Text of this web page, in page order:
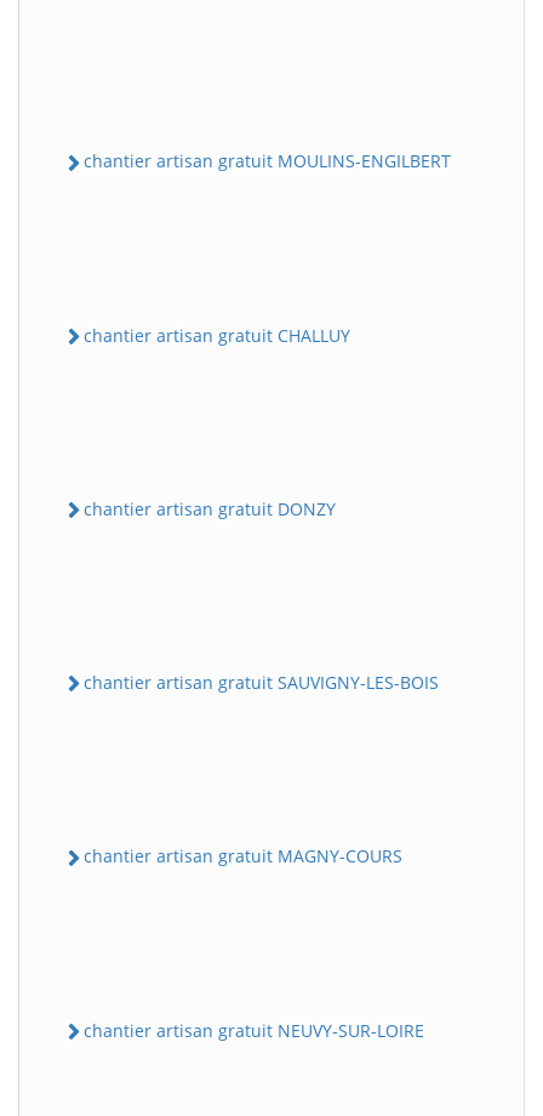
chantier artisan gratuit MOULINS-ENGILBERT
chantier artisan gratuit CHALLUY
chantier artisan gratuit DONZY
chantier artisan gratuit SAUVIGNY-LES-BOIS
chantier artisan gratuit MAGNY-COURS
chantier artisan gratuit NEUVY-SUR-LOIRE